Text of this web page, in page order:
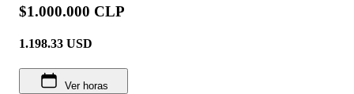
$1.000.000 CLP
1.198.33 USD
Ver horas